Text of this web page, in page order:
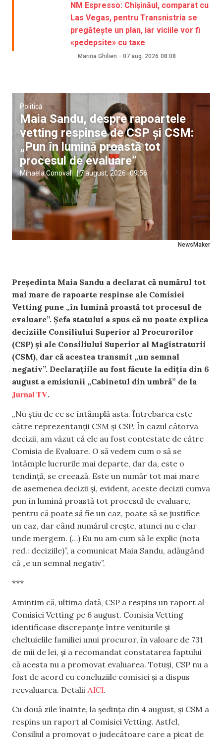
NM Espresso: Chișinăul, comparat cu
Las Vegas, pentru Transnistria se
pregătește un plan, iar viciile vor fi
«pedepsite» cu taxe
Marina Ghilien - 07 aug. 2026 08:08
NewsMaker
Politică
Maia Sandu, despre rapoartele
vetting respinse de CSP și CSM:
„Pun în lumină proastă tot
procesul de evaluare”
Mihaela Conovali |7 august, 2026 09:56
Președinta Maia Sandu a declarat că numărul tot
mai mare de rapoarte respinse ale Comisiei
Vetting pune „în lumină proastă tot procesul de
evaluare”. Șefa statului a spus că nu poate explica
deciziile Consiliului Superior al Procurorilor
(CSP) și ale Consiliului Superior al Magistraturii
(CSM), dar că acestea transmit „un semnal
negativ”. Declarațiile au fost făcute la ediția din 6
august a emisiunii „Cabinetul din umbră” de la
Jurnal TV.
„Nu știu de ce se întâmplă asta. Întrebarea este
către reprezentanții CSM și CSP. În cazul câtorva
decizii, am văzut că ele au fost contestate de către
Comisia de Evaluare. O să vedem cum o să se
întâmple lucrurile mai departe, dar da, este o
tendință, se creează. Este un număr tot mai mare
de asemenea decizii și, evident, aceste decizii cumva
pun în lumină proastă tot procesul de evaluare,
pentru că poate să fie un caz, poate să se justifice
un caz, dar când numărul crește, atunci nu e clar
unde mergem. (…) Eu nu am cum să le explic (nota
red.: deciziile)”, a comunicat Maia Sandu, adăugând
că „e un semnal negativ”.
***
Amintim că, ultima dată, CSP a respins un raport al
Comisiei Vetting pe 6 august. Comisia Vetting
identificase discrepanțe între veniturile și
cheltuielile familiei unui procuror, în valoare de 731
de mii de lei, și a recomandat constatarea faptului
că acesta nu a promovat evaluarea. Totuși, CSP nu a
fost de acord cu concluziile comisiei și a dispus
reevaluarea. Detalii AICI.
Cu două zile înainte, la ședința din 4 august, și CSM a
respins un raport al Comisiei Vetting. Astfel,
Consiliul a promovat o judecătoare care a picat de